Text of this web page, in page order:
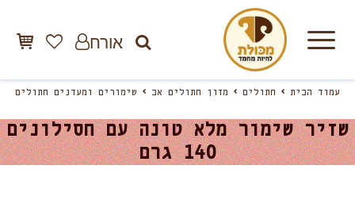
אורח
עמוד הבית חתולים מזון חתולים אב שימורים ומעדנים חתולים
שזיר שימור מלא טונה עם חסילונים
140 גרם